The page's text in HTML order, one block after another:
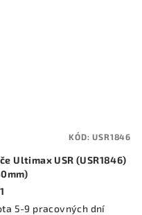
Ultimax USR (USR1846)
5-9 pracovných dní
KÓD:USR1846